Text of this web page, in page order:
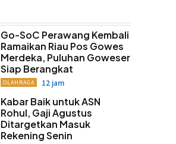
Go-SoC Perawang Kembali
Ramaikan Riau Pos Gowes
Merdeka, Puluhan Goweser
Siap Berangkat
OLAHRAGA 12 jam
Kabar Baik untuk ASN
Rohul, Gaji Agustus
Ditargetkan Masuk
Rekening Senin